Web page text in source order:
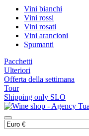
Vini bianchi
Vini rossi
Vini rosati
Vini arancioni
Spumanti
Pacchetti
Ulteriori
Offerta della settimana
Tour
Shipping only SLO